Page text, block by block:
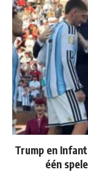
Trump en
één